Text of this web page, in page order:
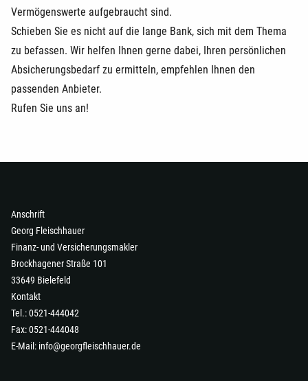
Vermögenswerte aufgebraucht sind.
Schieben Sie es nicht auf die lange Bank, sich mit dem Thema
zu befassen. Wir helfen Ihnen gerne dabei, Ihren persönlichen
Absicherungsbedarf zu ermitteln, empfehlen Ihnen den
passenden Anbieter.
Rufen Sie uns an!
Anschrift
Georg Fleischhauer
Finanz- und Versicherungsmakler
Brockhagener Straße 101
33649 Bielefeld
Kontakt
Tel.: 0521-444042
Fax: 0521-444048
E-Mail: info@georgfleischhauer.de